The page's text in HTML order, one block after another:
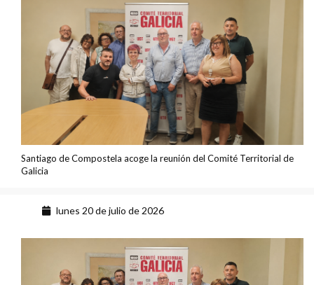
Santiago de Compostela acoge la reunión del Comité Territorial de
Galicia
lunes 20 de julio de 2026